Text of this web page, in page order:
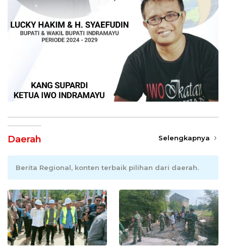
Daerah Selengkapnya
Berita Regional, konten terbaik pilihan dari daerah.